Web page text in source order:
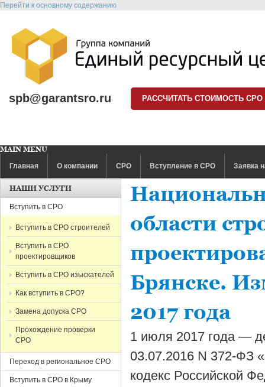
Перейти к основному содержанию
spb@garantsro.ru РАССЧИТАТЬ СТОИМОСТЬ СРО
MAIN MENU
Главная
О компании СРО Вступление в СРО Заявка
области
Брянске.
2017 года
1 июля 2017 года —
03.07.2016 N 372-ФЗ
кодекс Российской
НАШИ УСЛУГИ
Вступить в СРО
Вступить в СРО строителей
Вступить в СРО
проектировщиков
Вступить в СРО изыскателей
Как вступить в СРО?
Замена допуска СРО
Прохождение проверки
СРО
Переход в региональное СРО
Вступить в СРО в Крыму